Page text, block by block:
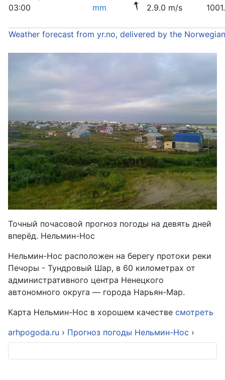
03:00
mm 2.9.0 m/s
Weather forecast from yr.no, delivered by the
Точный почасовой прогноз погоды на девять дней
вперёд. Нельмин-Нос
Нельмин-Нос расположен на берегу протоки реки
Печоры - Тундровый Шар, в 60 километрах от
административного центра Ненецкого
автономного округа — города Нарьян-Мар.
Карта Нельмин-Нос в хорошем качестве смотреть
arhpogoda.ru › Прогноз погоды Нельмин-Нос ›